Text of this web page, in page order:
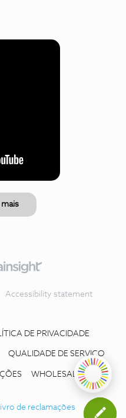
Accessibility statement
DE PRIVACIDADE
QUALIDADE DE SERVIÇO
WHOLESALE